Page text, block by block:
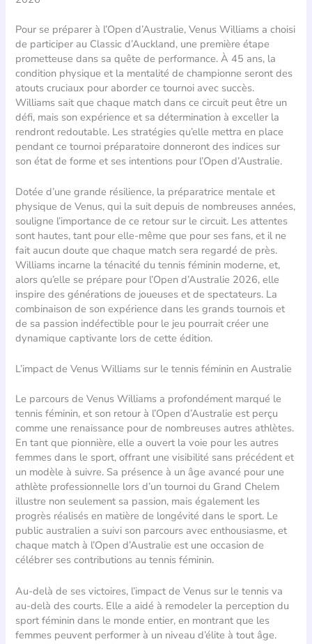
Pour se préparer à l’Open d’Australie, Venus Williams a choisi
de participer au Classic d’Auckland, une première étape
prometteuse dans sa quête de performance. À 45 ans, la
condition physique et la mentalité de championne seront des
atouts cruciaux pour aborder ce tournoi avec succès.
Williams sait que chaque match dans ce circuit peut être un
défi, mais son expérience et sa détermination à exceller la
rendront redoutable. Les stratégies qu’elle mettra en place
pendant ce tournoi préparatoire donneront des indices sur
son état de forme et ses intentions pour l’Open d’Australie.
Dotée d’une grande résilience, la préparatrice mentale et
physique de Venus, qui la suit depuis de nombreuses années,
souligne l’importance de ce retour sur le circuit. Les attentes
sont hautes, tant pour elle-même que pour ses fans, et il ne
fait aucun doute que chaque match sera regardé de près.
Williams incarne la ténacité du tennis féminin moderne, et,
alors qu’elle se prépare pour l’Open d’Australie 2026, elle
inspire des générations de joueuses et de spectateurs. La
combinaison de son expérience dans les grands tournois et
de sa passion indéfectible pour le jeu pourrait créer une
dynamique captivante lors de cette édition.
L’impact de Venus Williams sur le tennis féminin en Australie
Le parcours de Venus Williams a profondément marqué le
tennis féminin, et son retour à l’Open d’Australie est perçu
comme une renaissance pour de nombreuses autres athlètes.
En tant que pionnière, elle a ouvert la voie pour les autres
femmes dans le sport, offrant une visibilité sans précédent et
un modèle à suivre. Sa présence à un âge avancé pour une
athlète professionnelle lors d’un tournoi du Grand Chelem
illustre non seulement sa passion, mais également les
progrès réalisés en matière de longévité dans le sport. Le
public australien a suivi son parcours avec enthousiasme, et
chaque match à l’Open d’Australie est une occasion de
célébrer ses contributions au tennis féminin.
Au-delà de ses victoires, l’impact de Venus sur le tennis va
au-delà des courts. Elle a aidé à remodeler la perception du
sport féminin dans le monde entier, en montrant que les
femmes peuvent performer à un niveau d’élite à tout âge.